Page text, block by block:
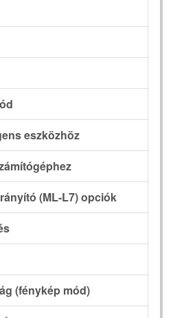
eszközhöz
(ML-L7) opciók
(fénykép mód)